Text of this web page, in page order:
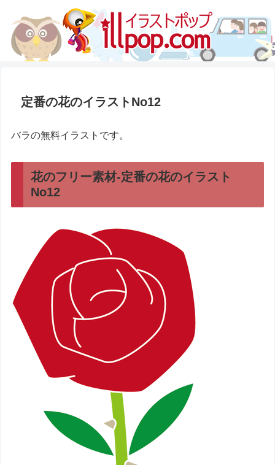
定番の花のイラストNo12
バラの無料イラストです。
花のフリー素材-定番の花のイラスト
No12